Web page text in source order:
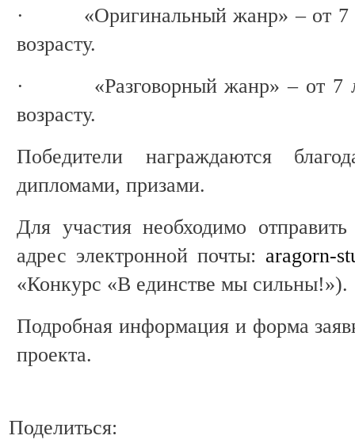
· «Оригинальный жанр» – от 7
возрасту.
· «Разговорный жанр» – от 7
возрасту.
Победители награждаются
дипломами, призами.
Для участия необходимо
адрес электронной почты: aragorn-
«Конкурс «В единстве мы сильны!»).
Подробная информация и форма
проекта.
Поделиться: